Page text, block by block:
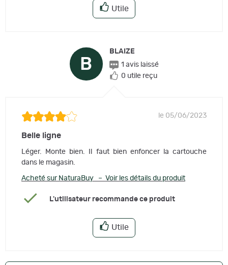
Utile
B
BLAIZE
1 avis laissé
0 utile reçu
le 05/06/2023
Belle ligne
Léger. Monte bien. Il faut bien enfoncer la cartouche
dans le magasin.
Acheté sur NaturaBuy – Voir les détails du produit
L'utilisateur recommande ce produit
Utile